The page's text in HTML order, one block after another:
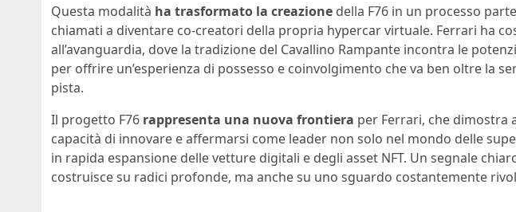
Questa modalità ha trasformato la creazione della F76 in un processo
chiamati a diventare co-creatori della propria hypercar virtuale. Ferrari ha
all’avanguardia, dove la tradizione del Cavallino Rampante incontra le
per offrire un’esperienza di possesso e coinvolgimento che va ben oltre la
pista.
Il progetto F76 rappresenta una nuova frontiera per Ferrari, che dimostra
capacità di innovare e affermarsi come leader non solo nel mondo delle
in rapida espansione delle vetture digitali e degli asset NFT. Un segnale
costruisce su radici profonde, ma anche su uno sguardo costantemente